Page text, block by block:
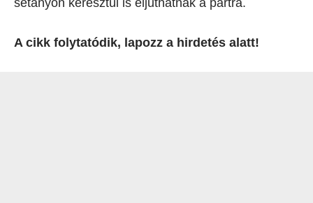
sétányon keresztül is eljuthatnak a partra.
A cikk folytatódik, lapozz a hirdetés alatt!